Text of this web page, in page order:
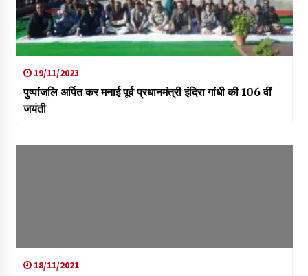
19/11/2023
पुष्पांजलि अर्पित कर मनाई पूर्व प्रधानमंत्री इंदिरा गांधी की 106 वीं
जयंती
18/11/2021